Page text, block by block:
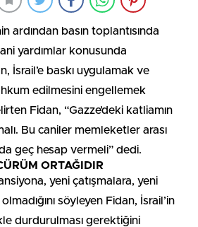
ardından basın toplantısında
yardımlar konusunda
İsrail’e baskı uygulamak ve
edilmesini engellemek
Fidan, “Gazze’deki katliamın
Bu caniler memleketler arası
geç hesap vermeli” dedi.
ORTAĞIDIR
yeni çatışmalara, yeni
söyleyen Fidan, İsrail’in
durdurulması gerektiğini